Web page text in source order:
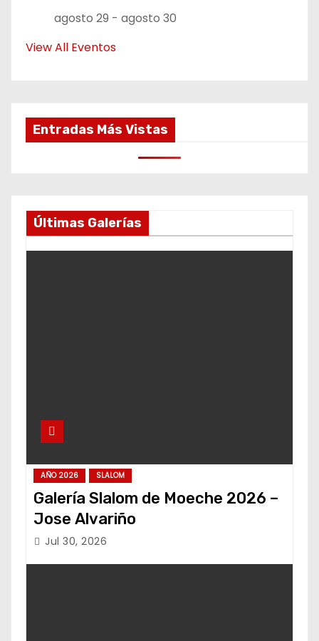
agosto 29 - agosto 30
View All Eventos
Entradas Más Vistas
Últimas Galerías
AÑO 2026 SLALOM
Galería Slalom de Moeche 2026 –
Jose Alvariño
Jul 30, 2026